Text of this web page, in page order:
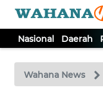
Nasional Daerah
Wahana News
TV
Tutup